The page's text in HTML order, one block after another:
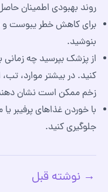
روند بهبودی اطمینان
برای کاهش خطر یبوست و
بنوشید.
از پزشک بپرسید چه زمانی
کنید. در بیشتر موارد،
زخم ممکن است نشان‌
با خوردن غذاهای پرفیبر
جلوگیری کنید.
پیمایش
→ نوشته قبل